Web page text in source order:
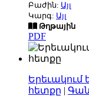
Բաժին: Այլ
Կարգ: Այլ
Թղթային
PDF
Երեւակում
հետքը |